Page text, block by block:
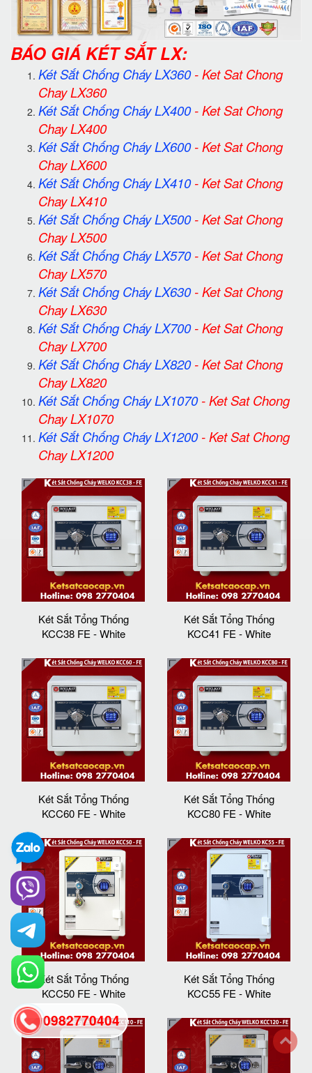
BÁO GIÁ KÉT SẮT LX:
Két Sắt Chống Cháy LX360-Ket Sat Chong
Chay LX360
Két Sắt Chống Cháy LX400-Ket Sat Chong
Chay LX400
Két Sắt Chống Cháy LX600-Ket Sat Chong
Chay LX600
Két Sắt Chống Cháy LX410-Ket Sat Chong
Chay LX410
Két Sắt Chống Cháy LX500-Ket Sat Chong
Chay LX500
Két Sắt Chống Cháy LX570-Ket Sat Chong
Chay LX570
Két Sắt Chống Cháy LX630-Ket Sat Chong
Chay LX630
Két Sắt Chống Cháy LX700-Ket Sat Chong
Chay LX700
Két Sắt Chống Cháy LX820-Ket Sat Chong
Chay LX820
Két Sắt Chống Cháy LX1070-Ket Sat Chong
Chay LX1070
Két Sắt Chống Cháy LX1200-Ket Sat Chong
Chay LX1200
Két Sắt Tổng Thống
KCC38 FE - White
Két Sắt Tổng Thống
KCC41 FE - White
Két Sắt Tổng Thống
KCC60 FE - White
Két Sắt Tổng Thống
KCC80 FE - White
Két Sắt Tổng Thống
KCC50 FE - White
Két Sắt Tổng Thống
KCC55 FE - White
0982770404